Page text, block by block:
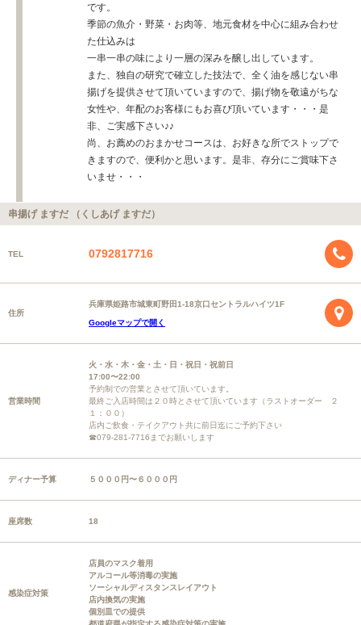
です。
季節の魚介・野菜・お肉等、地元食材を中心に組み合わせ
た仕込みは
一串一串の味により一層の深みを醸し出しています。
また、独自の研究で確立した技法で、全く油を感じない串
揚げを提供させて頂いていますので、揚げ物を敬遠がちな
女性や、年配のお客様にもお喜び頂いています・・・是
非、ご実感下さい♪♪
尚、お薦めのおまかせコースは、お好きな所でストップで
きますので、便利かと思います。是非、存分にご賞味下さ
いませ・・・
串揚げ ますだ （くしあげ ますだ）
TEL 0792817716
住所
兵庫県姫路市城東町野田1-18京口セントラルハイツ1F
Googleマップで開く
営業時間
火・水・木・金・土・日・祝日・祝前日
17:00〜22:00
予約制での営業とさせて頂いています。
最終ご入店時間は２０時とさせて頂いています（ラストオーダー ２
１：００）
店内ご飲食・テイクアウト共に前日迄にご予約下さい
☎079-281-7716までお願いします
ディナー予算 ５０００円〜６０００円
座席数 18
感染症対策
店員のマスク着用
アルコール等消毒の実施
ソーシャルディスタンスレイアウト
店内換気の実施
個別皿での提供